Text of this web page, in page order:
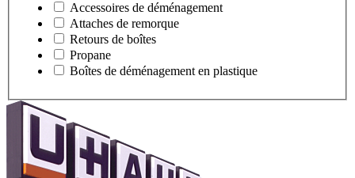
Accessoires de déménagement
Attaches de remorque
Retours de boîtes
Propane
Boîtes de déménagement en plastique